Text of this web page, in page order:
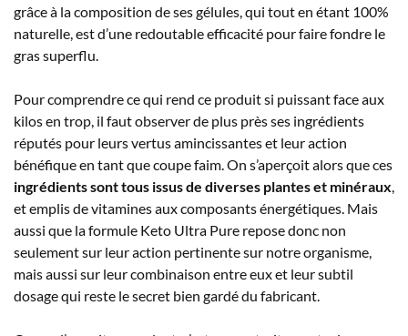
grâce à la composition de ses gélules, qui tout en étant 100%
naturelle, est d’une redoutable efficacité pour faire fondre le
gras superflu.
Pour comprendre ce qui rend ce produit si puissant face aux
kilos en trop, il faut observer de plus près ses ingrédients
réputés pour leurs vertus amincissantes et leur action
bénéfique en tant que coupe faim. On s’aperçoit alors que ces
ingrédients sont tous issus de diverses plantes et minéraux,
et emplis de vitamines aux composants énergétiques. Mais
aussi que la formule Keto Ultra Pure repose donc non
seulement sur leur action pertinente sur notre organisme,
mais aussi sur leur combinaison entre eux et leur subtil
dosage qui reste le secret bien gardé du fabricant.